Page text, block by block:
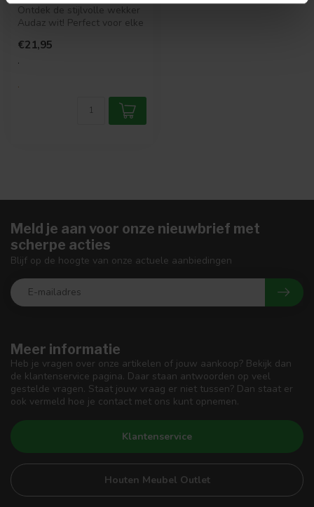
Ontdek de stijlvolle wekker
Audaz wit! Perfect voor elke
€21,95
.
.
Meer informatie
Heb je vragen over onze artikelen of jouw aankoop? Bekijk dan
de klantenservice pagina. Daar staan antwoorden op veel
gestelde vragen. Staat jouw vraag er niet tussen? Dan staat er
ook vermeld hoe je contact met ons kunt opnemen.
Klantenservice
Houten Meubel Outlet
Meld je aan voor onze nieuwbrief met
scherpe acties
Blijf op de hoogte van onze actuele aanbiedingen